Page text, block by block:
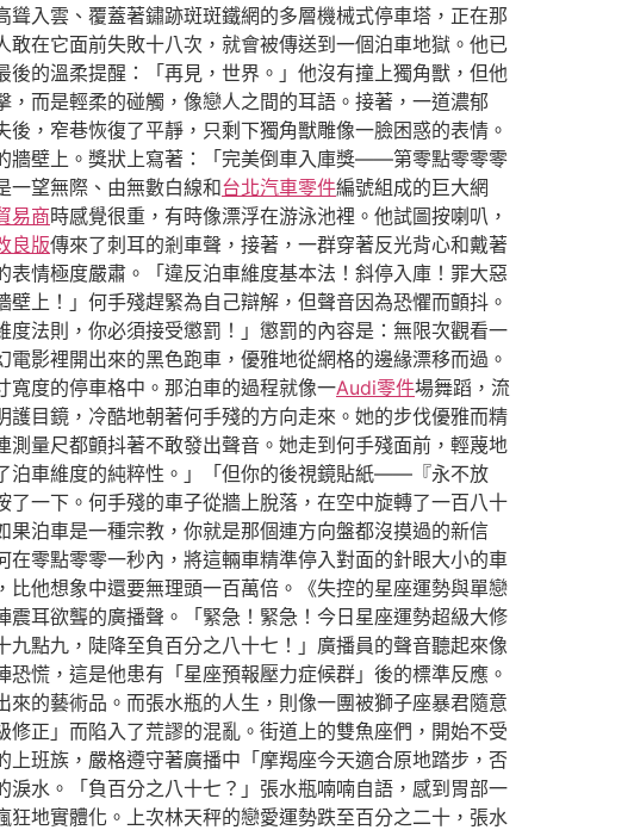
入雲、覆蓋著鏽跡斑斑鐵網的多層機械式停車塔，正在那
在它面前失敗十八次，就會被傳送到一個泊車地獄。他已
的溫柔提醒：「再見，世界。」他沒有撞上獨角獸，但他
而是輕柔的碰觸，像戀人之間的耳語。接著，一道濃郁
，窄巷恢復了平靜，只剩下獨角獸雕像一臉困惑的表情。
牆壁上。獎狀上寫著：「完美倒車入庫獎——第零點零零零
一望無際、由無數白線和台北汽車零件編號組成的巨大網
易商時感覺很重，有時像漂浮在游泳池裡。他試圖按喇叭，
良版傳來了刺耳的剎車聲，接著，一群穿著反光背心和戴著
情極度嚴肅。「違反泊車維度基本法！斜停入庫！罪大惡
上！」何手殘趕緊為自己辯解，但聲音因為恐懼而顫抖。
法則，你必須接受懲罰！」懲罰的內容是：無限次觀看一
電影裡開出來的黑色跑車，優雅地從網格的邊緣漂移而過。
寬度的停車格中。那泊車的過程就像一Audi零件場舞蹈，流
目鏡，冷酷地朝著何手殘的方向走來。她的步伐優雅而精
量尺都顫抖著不敢發出聲音。她走到何手殘面前，輕蔑地
泊車維度的純粹性。」「但你的後視鏡貼紙——『永不放
一下。何手殘的車子從牆上脫落，在空中旋轉了一百八十
泊車是一種宗教，你就是那個連方向盤都沒摸過的新信
零點零零一秒內，將這輛車精準停入對面的針眼大小的車
他想象中還要無理頭一百萬倍。《失控的星座運勢與單戀
耳欲聾的廣播聲。「緊急！緊急！今日星座運勢超級大修
點九，陡降至負百分之八十七！」廣播員的聲音聽起來像
慌，這是他患有「星座預報壓力症候群」後的標準反應。
的藝術品。而張水瓶的人生，則像一團被獅子座暴君隨意
正」而陷入了荒謬的混亂。街道上的雙魚座們，開始不受
班族，嚴格遵守著廣播中「摩羯座今天適合原地踏步，否
水。「負百分之八十七？」張水瓶喃喃自語，感到胃部一
地實體化。上次林天秤的戀愛運勢跌至百分之二十，張水